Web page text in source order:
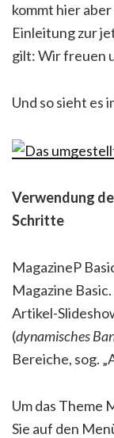
kommt hier
Einleitung zur
gilt: Wir freuen
Und so sieht es
Verwendung
Schritte
MagazineP
Magazine
Artikel-
(dynamisches
Bereiche, sog.
Um das Theme
Sie auf den